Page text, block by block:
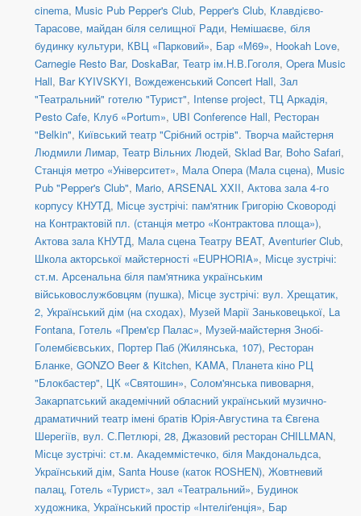
cinema, Music Pub Pepper's Club, Pepper's Club, Клавдієво-
Тарасове, майдан біля селищної Ради, Немішаєве, біля
будинку культури, КВЦ «Парковий», Бар «М69», Hookah Love,
Carnegie Resto Bar, DoskaBar, Театр ім.Н.В.Гоголя, Opera Music
Hall, Bar KYIVSKYI, Вождеженський Concert Hall, Зал
"Театральний" готелю "Турист", Intense project, ТЦ Аркадія,
Pesto Cafe, Клуб «Portum», UBI Conference Hall, Ресторан
"Belkin", Київський театр "Срібний острів". Творча майстерня
Людмили Лимар, Театр Вільних Людей, Sklad Bar, Boho Safari,
Станція метро «Університет», Мала Опера (Мала сцена), Music
Pub "Pepper's Club", Mario, ARSENAL XXII, Актова зала 4-го
корпусу КНУТД, Місце зустрічі: пам'ятник Григорію Сковороді
на Контрактовій пл. (станція метро «Контрактова площа»),
Актова зала КНУТД, Мала сцена Театру BEAT, Aventurier Club,
Школа акторської майстерності «EUPHORIA», Місце зустрічі:
ст.м. Арсенальна біля пам'ятника українським
військовослужбовцям (пушка), Місце зустрічі: вул. Хрещатик,
2, Український дім (на сходах), Музей Марії Заньковецької, La
Fontana, Готель «Прем'єр Палас», Музей-майстерня Знобі-
Голембієвських, Портер Паб (Жилянська, 107), Ресторан
Бланке, GONZO Beer & Kitchen, KAMA, Планета кіно РЦ
"Блокбастер", ЦК «Святошин», Солом'янська пивоварня,
Закарпатський академічний обласний український музично-
драматичний театр імені братів Юрія-Августина та Євгена
Шерегіїв, вул. С.Петлюрі, 28, Джазовий ресторан CHILLMAN,
Місце зустрічі: ст.м. Академмістечко, біля Макдональдса,
Український дім, Santa House (каток ROSHEN), Жовтневий
палац, Готель «Турист», зал «Театральний», Будинок
художника, Український простір «Інтеліґенція», Бар